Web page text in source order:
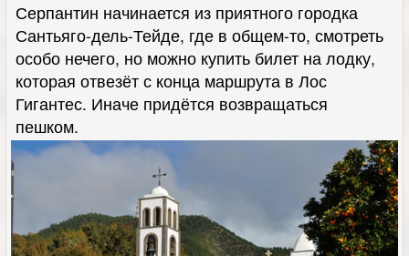
Серпантин начинается из приятного городка
Сантьяго-дель-Тейде, где в общем-то, смотреть
особо нечего, но можно купить билет на лодку,
которая отвезёт с конца маршрута в Лос
Гигантес. Иначе придётся возвращаться
пешком.